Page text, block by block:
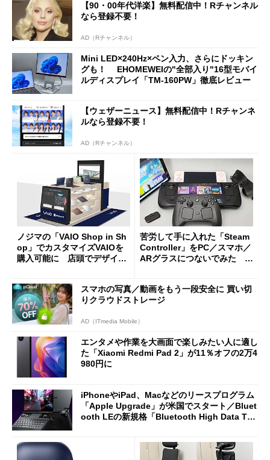
【90・00年代洋楽】無料配信中！Rチャンネル
なら登録不要！
AD（Rチャンネル）
Mini LED×240Hz×ペン入力、さらにドッキン
グも！ EHOMEWEIの"全部入り"16型モバイ
ルディスプレイ「TM-160PW」徹底レビュー
【ウェザーニュース】無料配信中！Rチャンネ
ルなら登録不要！
AD（Rチャンネル）
ノジマの「VAIO Shop in Sh
op」でカスタマイズVAIOを
購入可能に 店頭でデザイン
苦労して手に入れた「Steam
Controller」をPC／スマホ／
ARグラスにつないでみた ゲ
スマホの写真／動画をもう一段安全に 買い切
りクラウドストレージ
AD（ITmedia Mobile）
エンタメや作業を大画面で楽しみたい人に適し
た「Xiaomi Redmi Pad 2」が11％オフの2万4
980円に
iPhoneやiPad、Macなどのリースプログラム
「Apple Upgrade」が米国でスタート／Bluet
ooth LEの新規格「Bluetooth High Data Thr